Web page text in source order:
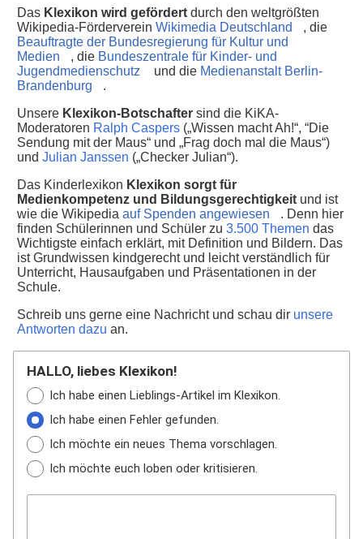
Das Klexikon wird gefördert durch den weltgrößten
Wikipedia-Förderverein Wikimedia Deutschland
, die
Beauftragte der Bundesregierung für Kultur und
Medien
, die Bundeszentrale für Kinder- und
Jugendmedienschutz
und die Medienanstalt Berlin-
Brandenburg
.
Unsere Klexikon-Botschafter sind die KiKA-
Moderatoren Ralph Caspers („Wissen macht Ah!“, “Die
Sendung mit der Maus“ und „Frag doch mal die Maus“)
und Julian Janssen („Checker Julian“).
Das Kinderlexikon Klexikon sorgt für
Medienkompetenz und Bildungsgerechtigkeit und ist
wie die Wikipedia auf Spenden angewiesen
. Denn hier
finden Schülerinnen und Schüler zu 3.500 Themen das
Wichtigste einfach erklärt, mit Definition und Bildern. Das
ist Grundwissen kindgerecht und leicht verständlich für
Unterricht, Hausaufgaben und Präsentationen in der
Schule.
Schreib uns gerne eine Nachricht und schau dir unsere
Antworten dazu an.
HALLO, liebes Klexikon!
Ich habe einen Lieblings-Artikel im Klexikon.
Ich habe einen Fehler gefunden.
Ich möchte ein neues Thema vorschlagen.
Ich möchte euch loben oder kritisieren.